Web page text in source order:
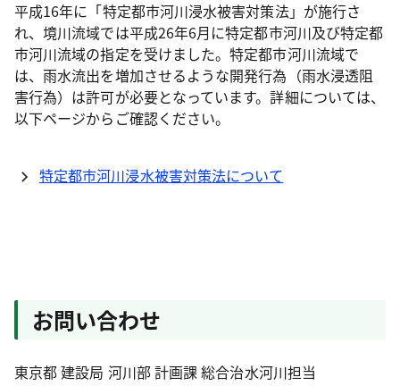
平成16年に「特定都市河川浸水被害対策法」が施行さ
れ、境川流域では平成26年6月に特定都市河川及び特定都
市河川流域の指定を受けました。特定都市河川流域で
は、雨水流出を増加させるような開発行為（雨水浸透阻
害行為）は許可が必要となっています。詳細については、
以下ページからご確認ください。
特定都市河川浸水被害対策法について
お問い合わせ
東京都 建設局 河川部 計画課 総合治水河川担当